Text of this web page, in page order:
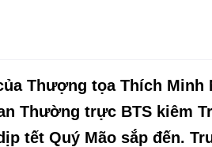
Thượng tọa Thích Minh
Thường trực BTS kiêm
tết Quý Mão sắp đến.